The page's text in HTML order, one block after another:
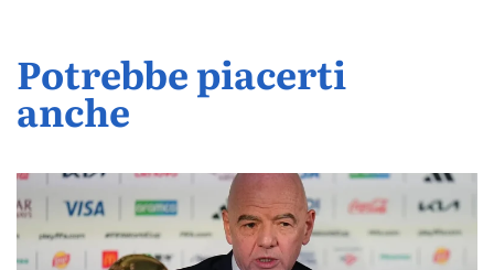
Potrebbe piacerti
anche